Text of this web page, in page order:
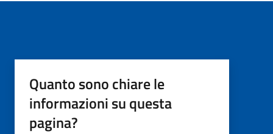
Quanto sono chiare le
informazioni su questa
pagina?